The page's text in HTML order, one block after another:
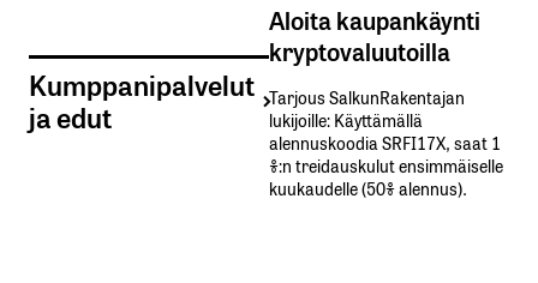
Kumppanipalvelut
ja edut
Aloita kaupankäynti
kryptovaluutoilla
Tarjous SalkunRakentajan
lukijoille: Käyttämällä​ ​
alennuskoodia​ ​SRFI17X,​ ​saat​ ​1
%:n treidauskulut​ ​ensimmäiselle​ ​
kuukaudelle​ ​(50%​ ​alennus).